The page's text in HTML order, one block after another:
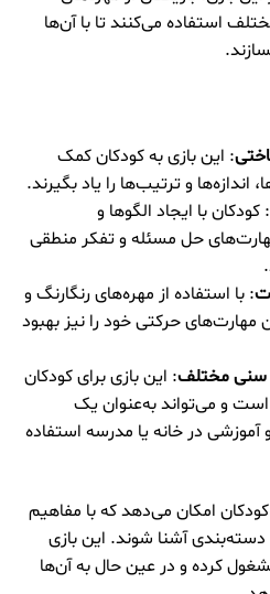
استفاده می‌کنند تا با آن‌ها
: این بازی به کودکان کمک
و ترتیب‌ها را یاد بگیرند.
با ایجاد الگوها و
حل مسئله و تفکر منطقی
: با استفاده از مهره‌های رنگارنگ و
حرکتی خود را نیز بهبود
سنی مختلف: این بازی برای کودکان
و می‌تواند به‌عنوان یک
در خانه یا مدرسه استفاده
امکان می‌دهد که با مفاهیم
آشنا شوند. این بازی
کرده و در عین حال به آن‌ها